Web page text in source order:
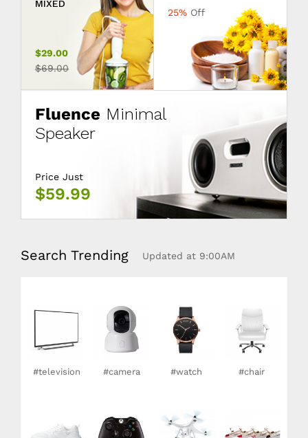
MIXED
$29.00
$69.00
25% Off
Fluence Minimal
Speaker
Price Just
$59.99
Search Trending Updated at 9:00AM
#television #camera #watch #chair